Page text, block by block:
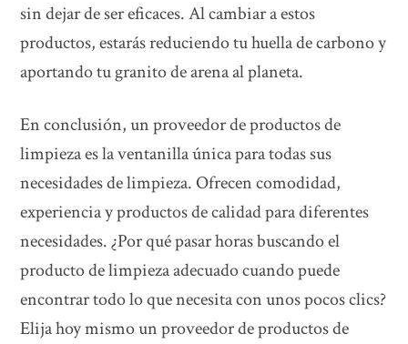
sin dejar de ser eficaces. Al cambiar a estos
productos, estarás reduciendo tu huella de carbono y
aportando tu granito de arena al planeta.
En conclusión, un proveedor de productos de
limpieza es la ventanilla única para todas sus
necesidades de limpieza. Ofrecen comodidad,
experiencia y productos de calidad para diferentes
necesidades. ¿Por qué pasar horas buscando el
producto de limpieza adecuado cuando puede
encontrar todo lo que necesita con unos pocos clics?
Elija hoy mismo un proveedor de productos de